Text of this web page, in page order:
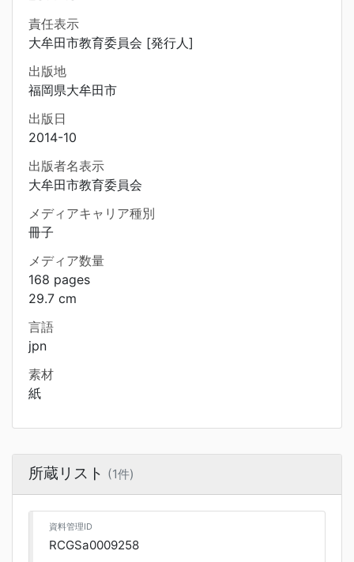
責任表示
大牟田市教育委員会 [発行人]
出版地
福岡県大牟田市
出版日
2014-10
出版者名表示
大牟田市教育委員会
メディアキャリア種別
冊子
メディア数量
168 pages
29.7 cm
言語
jpn
素材
紙
所蔵リスト (1件)
資料管理ID
RCGSa0009258